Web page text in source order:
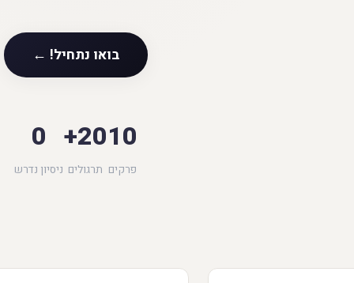
בואו נתחיל! ←
10
פרקים
20+
תרגולים
0
ניסיון נדרש